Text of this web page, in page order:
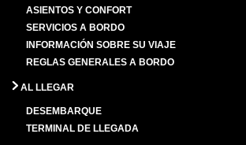
ASIENTOS Y CONFORT
SERVICIOS A BORDO
INFORMACIÓN SOBRE SU VIAJE
REGLAS GENERALES A BORDO
AL LLEGAR
DESEMBARQUE
TERMINAL DE LLEGADA